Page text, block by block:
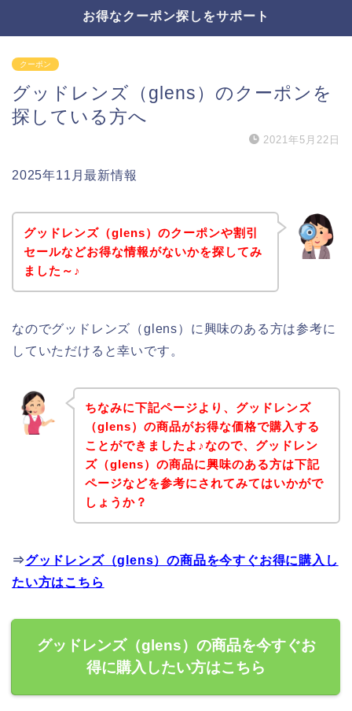
お得なクーポン探しをサポート
クーポン
グッドレンズ（glens）のクーポンを
探している方へ
2021年5月22日
2025年11月最新情報
グッドレンズ（glens）のクーポンや割引
セールなどお得な情報がないかを探してみ
ました～♪
なのでグッドレンズ（glens）に興味のある方は参考に
していただけると幸いです。
ちなみに下記ページより、グッドレンズ
（glens）の商品がお得な価格で購入する
ことができましたよ♪なので、グッドレン
ズ（glens）の商品に興味のある方は下記
ページなどを参考にされてみてはいかがで
しょうか？
⇒グッドレンズ（glens）の商品を今すぐお得に購入し
たい方はこちら
グッドレンズ（glens）の商品を今すぐお
得に購入したい方はこちら